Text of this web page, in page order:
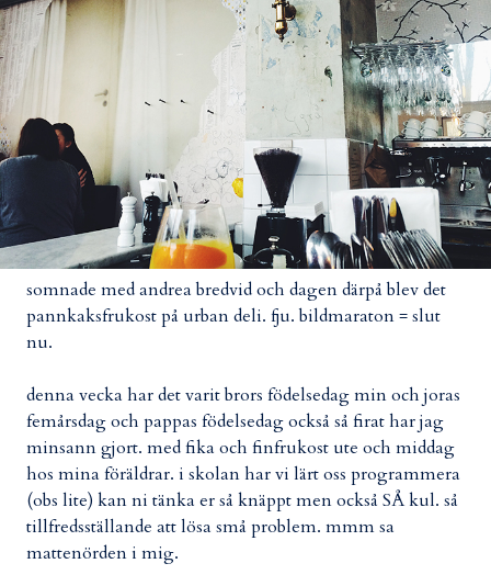
somnade med andrea bredvid och dagen därpå blev det
pannkaksfrukost på urban deli. fju. bildmaraton = slut
nu.
denna vecka har det varit brors födelsedag min och joras
femårsdag och pappas födelsedag också så firat har jag
minsann gjort. med fika och finfrukost ute och middag
hos mina föräldrar. i skolan har vi lärt oss programmera
(obs lite) kan ni tänka er så knäppt men också SÅ kul. så
tillfredsställande att lösa små problem. mmm sa
mattenörden i mig.